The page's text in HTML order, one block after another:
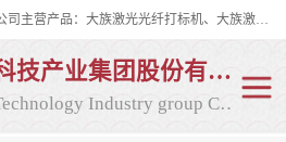
大族激光科技产业集团股份有限公司主营产品：大族激光光纤打标机、大族激光紫外打标机等，大族激光研发实力雄厚，公司拥有数百人的研发队伍，目前具有多项国际发明和国内、计算机软件着作权，多项核心技术处于国际成员之一水平，是世界上仅有的几家拥有"紫外激光"的公司之一。
大族激光科技产业集团股份有限公司
Han’s Laser Technology Industry group Co., Ltd